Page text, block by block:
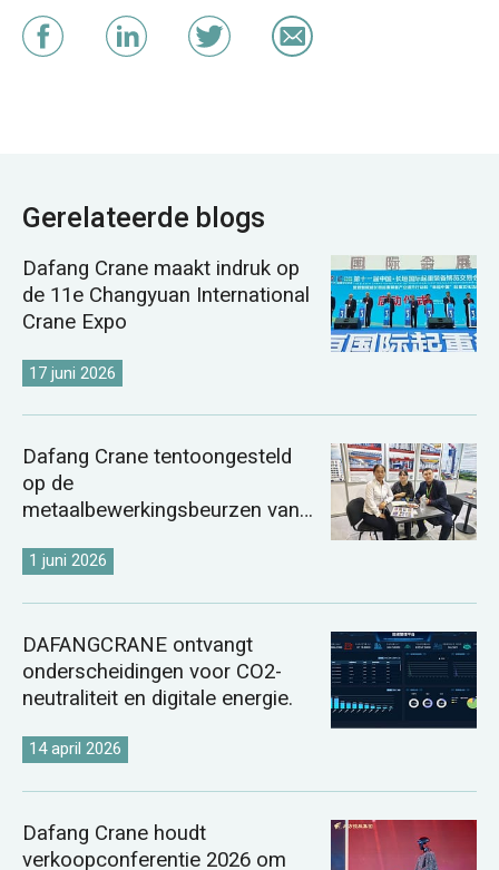
Gerelateerde blogs
Dafang Crane maakt indruk op
de 11e Changyuan International
Crane Expo
17 juni 2026
Dafang Crane tentoongesteld
op de
metaalbewerkingsbeurzen van
2026.
1 juni 2026
DAFANGCRANE ontvangt
onderscheidingen voor CO2-
neutraliteit en digitale energie.
14 april 2026
Dafang Crane houdt
verkoopconferentie 2026 om